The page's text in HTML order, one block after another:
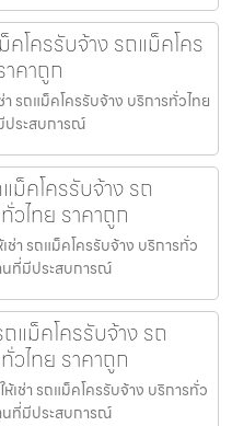
คโครรับจ้าง รถแม็คโคร
คาถูก
า รถแม็คโครรับจ้าง บริการทั่วไทย
ประสบการณ์
ม็คโครรับจ้าง รถ
วไทย ราคาถูก
ช่า รถแม็คโครรับจ้าง บริการทั่ว
นที่มีประสบการณ์
แม็คโครรับจ้าง รถ
วไทย ราคาถูก
เช่า รถแม็คโครรับจ้าง บริการทั่ว
นที่มีประสบการณ์